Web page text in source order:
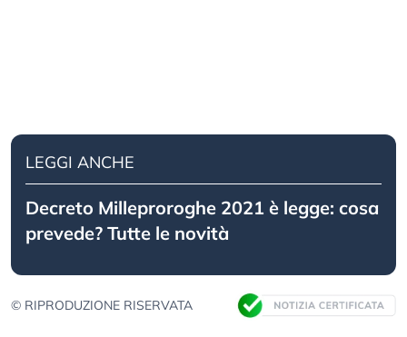
LEGGI ANCHE
Decreto Milleproroghe 2021 è legge: cosa
prevede? Tutte le novità
© RIPRODUZIONE RISERVATA